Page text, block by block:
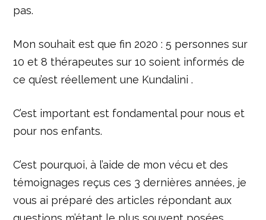
pas.
Mon souhait est que fin 2020 : 5 personnes sur
10 et 8 thérapeutes sur 10 soient informés de
ce qu’est réellement une Kundalini .
C’est important est fondamental pour nous et
pour nos enfants.
C’est pourquoi, à l’aide de mon vécu et des
témoignages reçus ces 3 dernières années, je
vous ai préparé des articles répondant aux